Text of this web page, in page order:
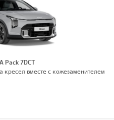
Pack 7DCT
кресел вместе с кожезаменителем